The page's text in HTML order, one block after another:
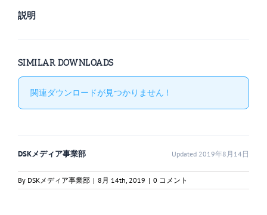
説明
SIMILAR DOWNLOADS
関連ダウンロードが見つかりません !
DSKメディア事業部 Updated 2019年8月14日
By DSKメディア事業部 | 8月 14th, 2019 | 0 コメント